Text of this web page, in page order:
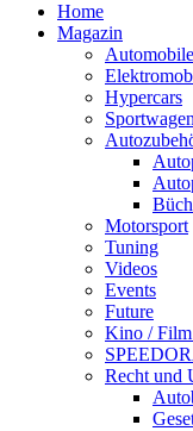
Home
Magazin
Automobile
Hypercars
Sportwagen
Motorsport
Tuning
Videos
Events
Future
Kino /
Recht und